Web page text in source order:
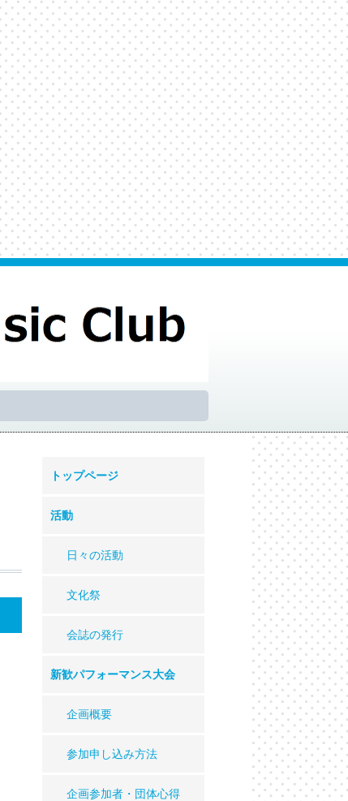
トップページ
活動
日々の活動
文化祭
会誌の発行
新歓パフォーマンス大会
企画概要
参加申し込み方法
企画参加者・団体心得